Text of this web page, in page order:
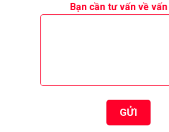
Bạn cần tư vấn về